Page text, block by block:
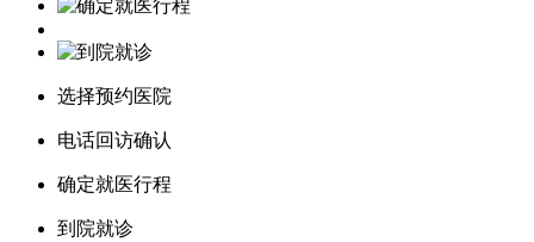
选择预约医院
电话回访确认
确定就医行程
到院就诊